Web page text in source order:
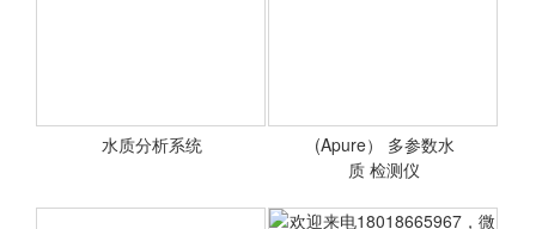
<查看详情>
水质分析系统
(Apure） 多参数水
质 检测仪